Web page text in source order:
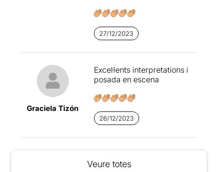
27/12/2023
Graciela Tizón
Excel·lents interpretations i
posada en escena
26/12/2023
Veure totes